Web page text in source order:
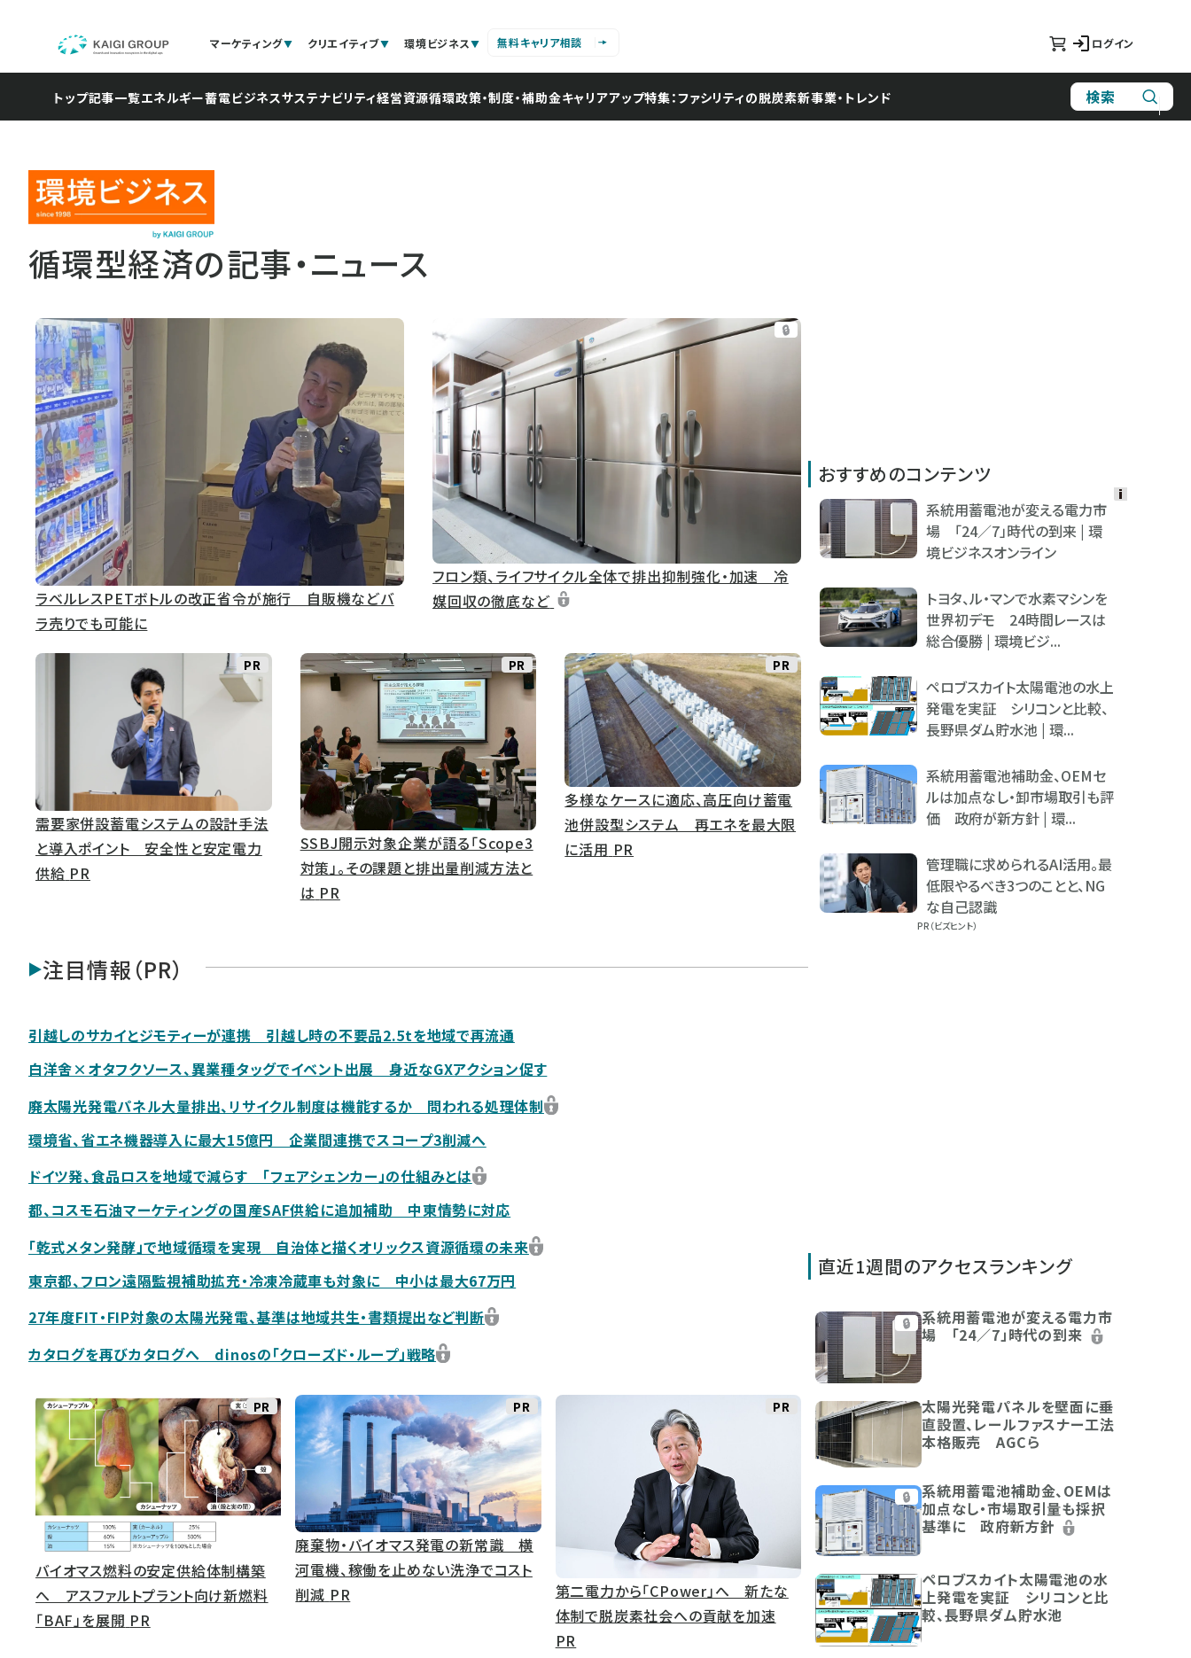
マーケティング クリエイティブ 環境ビジネス 無料キャリア相談 ログイン
トップ記事一覧エネルギー蓄電ビジネスサステナビリティ経営資源循環政策・制度・補助金キャリアアップ特集：ファシリティの脱炭素新事業・トレンド 検索
循環型経済の記事・ニュース
ラベルレスPETボトルの改正省令が施行 自販機などバ
ラ売りでも可能に
🔒
フロン類、ライフサイクル全体で排出抑制強化・加速 冷
媒回収の徹底など
PR
需要家併設蓄電システムの設計手法
と導入ポイント 安全性と安定電力
供給 PR
PR
SSBJ開示対象企業が語る「Scope3
対策」。その課題と排出量削減方法と
は PR
PR
多様なケースに適応、高圧向け蓄電
池併設型システム 再エネを最大限
に活用 PR
注目情報（PR）
引越しのサカイとジモティーが連携 引越し時の不要品2.5tを地域で再流通
白洋舍×オタフクソース、異業種タッグでイベント出展 身近なGXアクション促す
廃太陽光発電パネル大量排出、リサイクル制度は機能するか 問われる処理体制
環境省、省エネ機器導入に最大15億円 企業間連携でスコープ3削減へ
ドイツ発、食品ロスを地域で減らす 「フェアシェンカー」の仕組みとは
都、コスモ石油マーケティングの国産SAF供給に追加補助 中東情勢に対応
「乾式メタン発酵」で地域循環を実現 自治体と描くオリックス資源循環の未来
東京都、フロン遠隔監視補助拡充・冷凍冷蔵車も対象に 中小は最大67万円
27年度FIT・FIP対象の太陽光発電、基準は地域共生・書類提出など判断
カタログを再びカタログへ dinosの「クローズド・ループ」戦略
PR
バイオマス燃料の安定供給体制構築
へ アスファルトプラント向け新燃料
「BAF」を展開 PR
PR
廃棄物・バイオマス発電の新常識 横
河電機、稼働を止めない洗浄でコスト
削減 PR
PR
第二電力から「CPower」へ 新たな
体制で脱炭素社会への貢献を加速
PR
おすすめのコンテンツ
系統用蓄電池が変える電力市
場 「24／7」時代の到来 | 環
境ビジネスオンライン
トヨタ、ル・マンで水素マシンを
世界初デモ 24時間レースは
総合優勝 | 環境ビジ...
ペロブスカイト太陽電池の水上
発電を実証 シリコンと比較、
長野県ダム貯水池 | 環...
系統用蓄電池補助金、OEMセ
ルは加点なし・卸市場取引も評
価 政府が新方針 | 環...
管理職に求められるAI活用。最
低限やるべき3つのことと、NG
な自己認識
PR（ビズヒント）
直近1週間のアクセスランキング
🔒
系統用蓄電池が変える電力市
場 「24／7」時代の到来
太陽光発電パネルを壁面に垂
直設置、レールファスナー工法
本格販売 AGCら
🔒
系統用蓄電池補助金、OEMは
加点なし・市場取引量も採択
基準に 政府新方針
ペロブスカイト太陽電池の水
上発電を実証 シリコンと比
較、長野県ダム貯水池